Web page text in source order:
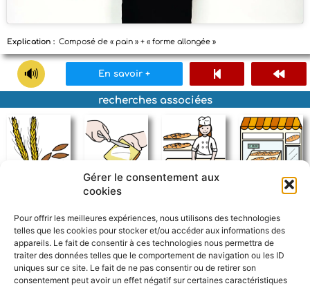
Gérer le consentement aux
cookies
Pour offrir les meilleures expériences, nous utilisons des technologies
telles que les cookies pour stocker et/ou accéder aux informations des
appareils. Le fait de consentir à ces technologies nous permettra de
traiter des données telles que le comportement de navigation ou les ID
uniques sur ce site. Le fait de ne pas consentir ou de retirer son
consentement peut avoir un effet négatif sur certaines caractéristiques
Explication : Composé de « pain » + « forme allongée »
En savoir +
recherches associées
tartiner boulangerie